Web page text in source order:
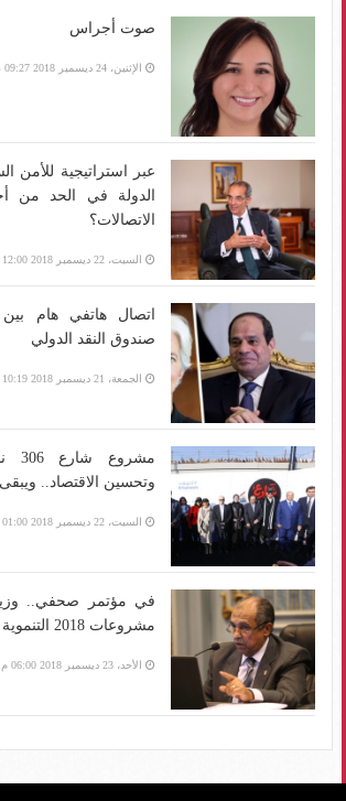
صوت أجراس
الإثنين، 24 ديسمبر 2018 09:27 ص
عبر استراتيجية للأمن
الدولة في الحد من
الاتصالات؟
السبت، 22 ديسمبر 2018 12:00 ص
اتصال هاتفي هام
صندوق النقد الدولي
الجمعة، 21 ديسمبر 2018 10:19 م
وتحسين الاقتصاد..
السبت، 22 ديسمبر 2018 01:00 م
في مؤتمر صحفي..
مشروعات 2018 التنموية
الأحد، 23 ديسمبر 2018 06:00 م